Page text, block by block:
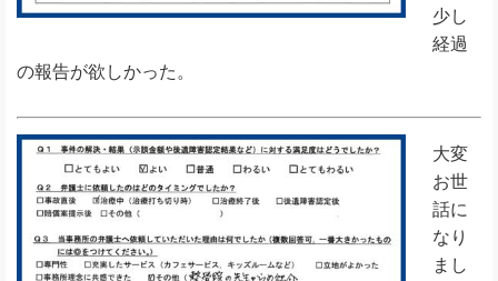
少し
経過
の報告が欲しかった。
大変
お世
話に
なり
まし